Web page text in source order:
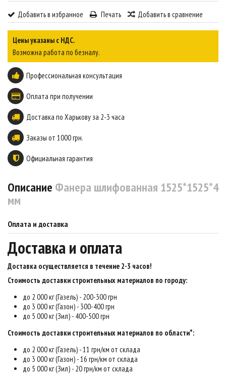
Добавить в избранное Печать Добавить в сравнение
Цены указаны с НДС.
Возможна работа по безналу.
Профессиональная консультация
Оплата при получении
Доставка по Харькову за 2-3 часа
Заказы от 1000 грн.
Официальная гарантия
Описание Фанера шлифованная 1525*1525*4
мм
Оплата и доставка
Доставка и оплата
Доставка осуществляется в течение 2-3 часов!
Стоимость доставки строительных материалов по городу:
до 2 000 кг (Газель) - 200-300 грн
до 3 000 кг (Газон) - 300-400 грн
до 5 000 кг (Зил) - 400-500 грн
Стоимость доставки строительных материалов по области*:
до 2 000 кг (Газель) - 11 грн/км от склада
до 3 000 кг (Газон) - 16 грн/км от склада
до 5 000 кг (Зил) - 20 грн/км от склада